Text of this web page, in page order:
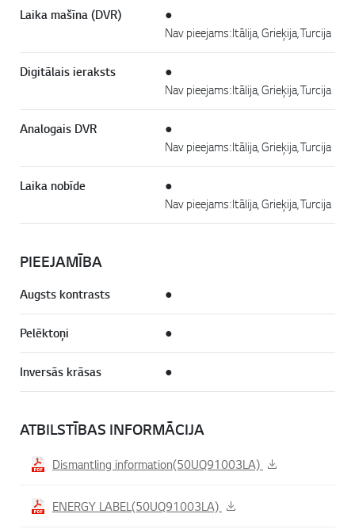
Laika mašīna (DVR)
●
Nav pieejams: Itālija, Grieķija, Turcija
Digitālais ieraksts
●
Nav pieejams: Itālija, Grieķija, Turcija
Analogais DVR
●
Nav pieejams: Itālija, Grieķija, Turcija
Laika nobīde
●
Nav pieejams: Itālija, Grieķija, Turcija
PIEEJAMĪBA
Augsts kontrasts ●
Pelēktoņi ●
Inversās krāsas ●
ATBILSTĪBAS INFORMĀCIJA
Dismantling information(50UQ91003LA)
ENERGY LABEL(50UQ91003LA)